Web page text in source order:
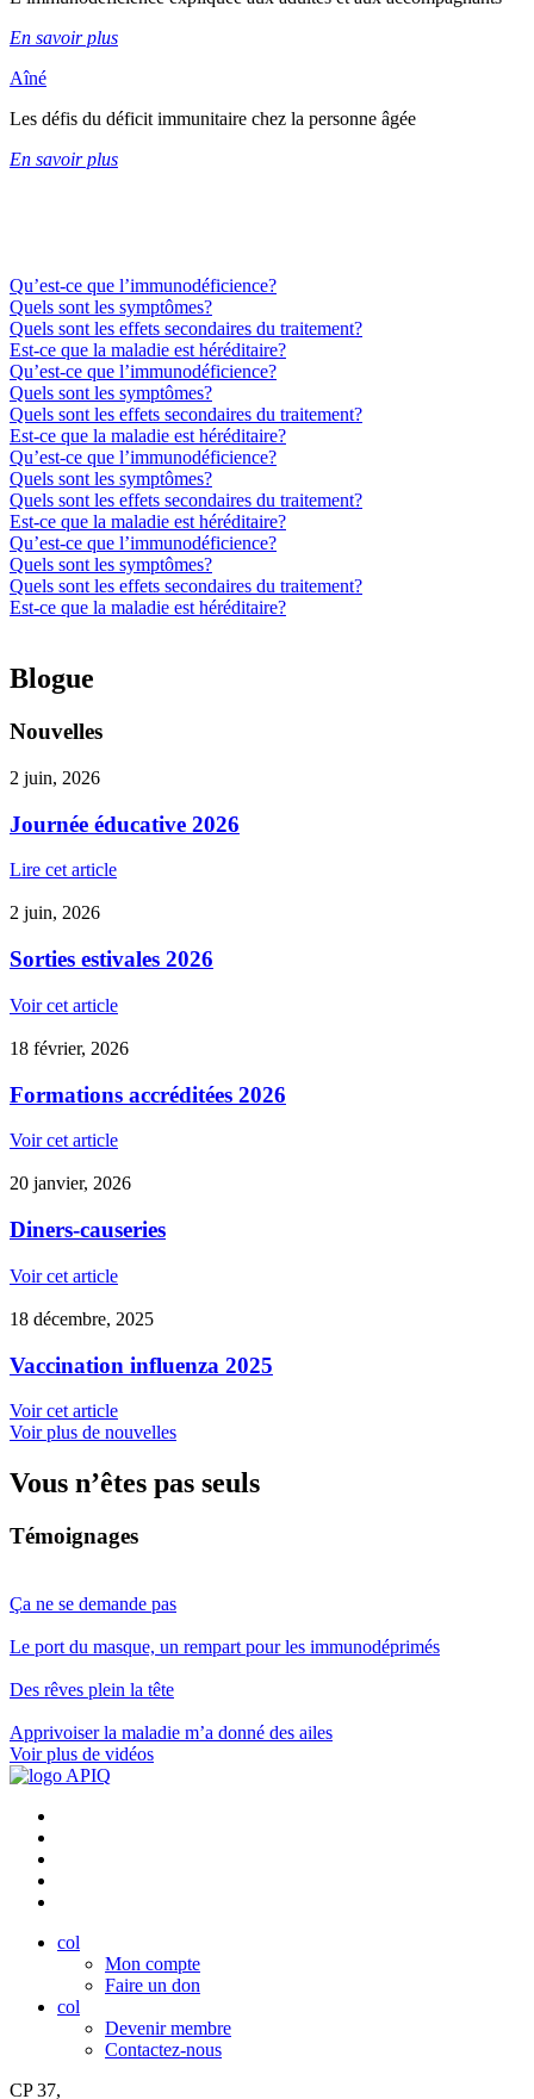
En savoir plus
Aîné
Les défis du déficit immunitaire chez la personne âgée
En savoir plus
Qu’est-ce que l’immunodéficience?
Quels sont les symptômes?
Quels sont les effets secondaires du traitement?
Est-ce que la maladie est héréditaire?
Qu’est-ce que l’immunodéficience?
Quels sont les symptômes?
Quels sont les effets secondaires du traitement?
Est-ce que la maladie est héréditaire?
Qu’est-ce que l’immunodéficience?
Quels sont les symptômes?
Quels sont les effets secondaires du traitement?
Est-ce que la maladie est héréditaire?
Qu’est-ce que l’immunodéficience?
Quels sont les symptômes?
Quels sont les effets secondaires du traitement?
Est-ce que la maladie est héréditaire?
Blogue
Nouvelles
2 juin, 2026
Journée éducative 2026
Lire cet article
2 juin, 2026
Sorties estivales 2026
Voir cet article
18 février, 2026
Formations accréditées 2026
Voir cet article
20 janvier, 2026
Diners-causeries
Voir cet article
18 décembre, 2025
Vaccination influenza 2025
Voir cet article
Voir plus de nouvelles
Vous n’êtes pas seuls
Témoignages
Ça ne se demande pas
Le port du masque, un rempart pour les immunodéprimés
Des rêves plein la tête
Apprivoiser la maladie m’a donné des ailes
Voir plus de vidéos
col
Mon compte
Faire un don
col
Devenir membre
Contactez-nous
CP 37,